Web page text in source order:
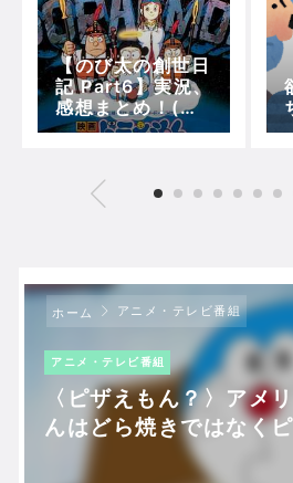
【のび太の創世日
記 Part6】実況、
感想まとめ！(の
び秀、出木松、し
の世界)【5分で映
画ドラえもん】
ホーム アニメ・テレビ番組
アニメ・テレビ番組
〈ピザえもん？〉アメ
んはどら焼きではなく